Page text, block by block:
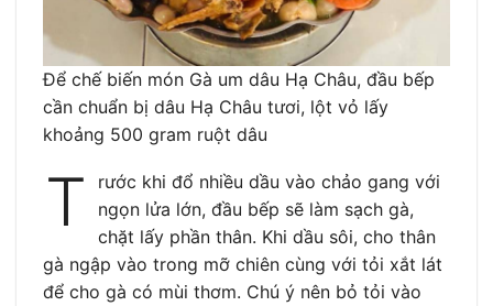
Để chế biến món Gà um dâu Hạ Châu, đầu bếp
cần chuẩn bị dâu Hạ Châu tươi, lột vỏ lấy
khoảng 500 gram ruột dâu
T
rước khi đổ nhiều dầu vào chảo gang với
ngọn lửa lớn, đầu bếp sẽ làm sạch gà,
chặt lấy phần thân. Khi dầu sôi, cho thân
gà ngập vào trong mỡ chiên cùng với tỏi xắt lát
để cho gà có mùi thơm. Chú ý nên bỏ tỏi vào